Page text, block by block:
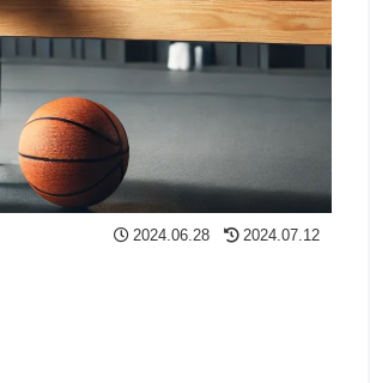
2024.06.28 2024.07.12